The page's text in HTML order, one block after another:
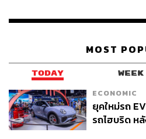
MOST
TODAY WEEK
ECONOMIC
ยุคใหม่รถ
รถไฮบริด ห